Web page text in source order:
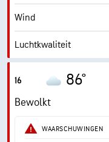
Wolkenplafond
Wind
Luchtkwaliteit
Max. UV-index
Windstoten
Vochtigheid
16 86°
Bewolkt
WAARSCHUWINGEN